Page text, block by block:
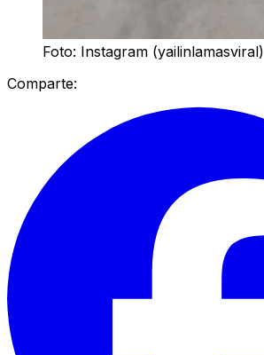
Foto: Instagram (yailinlamasviral)
Comparte: